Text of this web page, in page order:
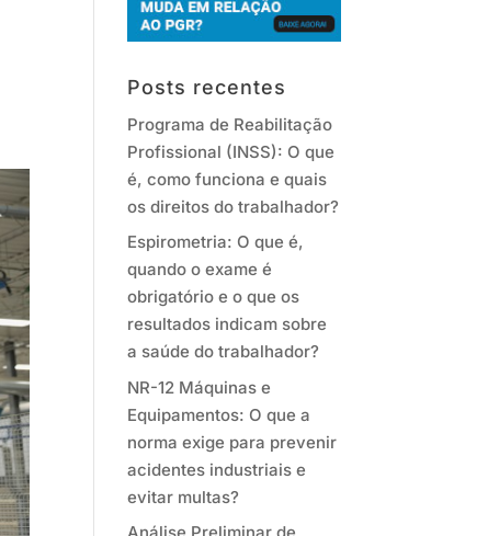
Posts recentes
Programa de Reabilitação
Profissional (INSS): O que
é, como funciona e quais
os direitos do trabalhador?
Espirometria: O que é,
quando o exame é
obrigatório e o que os
resultados indicam sobre
a saúde do trabalhador?
NR-12 Máquinas e
Equipamentos: O que a
norma exige para prevenir
acidentes industriais e
evitar multas?